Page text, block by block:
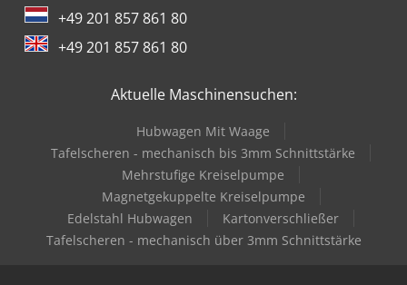
+49 201 857 861 80
+49 201 857 861 80
Aktuelle Maschinensuchen:
Hubwagen Mit Waage
Tafelscheren - mechanisch bis 3mm Schnittstärke
Mehrstufige Kreiselpumpe
Magnetgekuppelte Kreiselpumpe
Edelstahl Hubwagen
Kartonverschließer
Tafelscheren - mechanisch über 3mm Schnittstärke